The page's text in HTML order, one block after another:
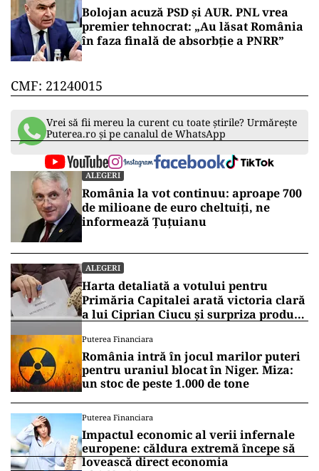
Bolojan acuză PSD și AUR. PNL vrea
premier tehnocrat: „Au lăsat România
în faza finală de absorbţie a PNRR”
CMF: 21240015
Vrei să fii mereu la curent cu toate știrile? Urmărește
Puterea.ro și pe canalul de WhatsApp
ALEGERI
România la vot continuu: aproape 700
de milioane de euro cheltuiți, ne
informează Țuțuianu
ALEGERI
Harta detaliată a votului pentru
Primăria Capitalei arată victoria clară
a lui Ciprian Ciucu și surpriza produsă
Puterea Financiara
România intră în jocul marilor puteri
pentru uraniul blocat în Niger. Miza:
un stoc de peste 1.000 de tone
Puterea Financiara
Impactul economic al verii infernale
europene: căldura extremă începe să
lovească direct economia